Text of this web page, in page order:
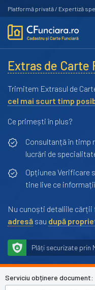
Platformă privată / Expertiză
Extras de Carte
Trimitem Extrasul de
cel mai scurt timp
Ce primești în plus?
Consultanță în timp
lucrări de
Opțiunea Verificare
tine live ce
Nu cunoști detaliile cărții
adresă sau după
Plăți securizate prin
Serviciu obținere document: